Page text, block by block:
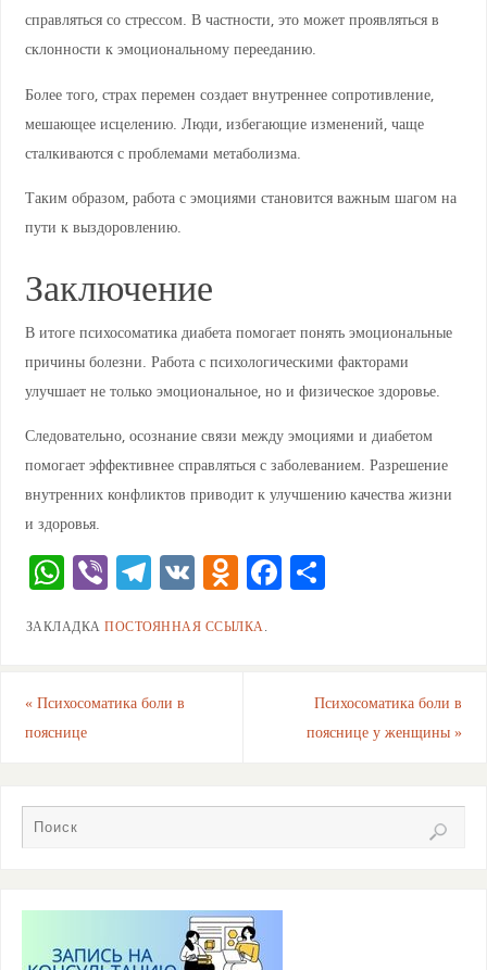
справляться со стрессом. В частности, это может проявляться в
склонности к эмоциональному перееданию.
Более того, страх перемен создает внутреннее сопротивление,
мешающее исцелению. Люди, избегающие изменений, чаще
сталкиваются с проблемами метаболизма.
Таким образом, работа с эмоциями становится важным шагом на
пути к выздоровлению.
Заключение
В итоге психосоматика диабета помогает понять эмоциональные
причины болезни. Работа с психологическими факторами
улучшает не только эмоциональное, но и физическое здоровье.
Следовательно, осознание связи между эмоциями и диабетом
помогает эффективнее справляться с заболеванием. Разрешение
внутренних конфликтов приводит к улучшению качества жизни
и здоровья.
W
at
A
p
Vi
er
T
e
a
V O
n
ni
F
k
О
ть
ЗАКЛАДКАПОСТОЯННАЯ ССЫЛКА.
«Психосоматика боли в
пояснице
Психосоматика боли в
пояснице у женщины»